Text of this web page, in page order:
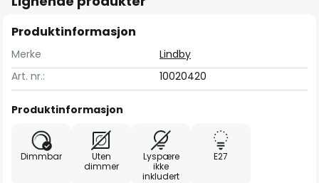
Produktinformasjon
Merke
Lindby
Art. nr.:
10020420
Produktinformasjon
Dimmbar
Uten
dimmer
Lyspære
ikke
inkludert
E27